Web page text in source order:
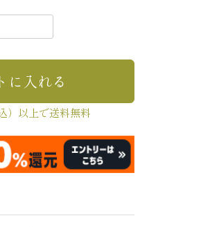
）以上で送料無料